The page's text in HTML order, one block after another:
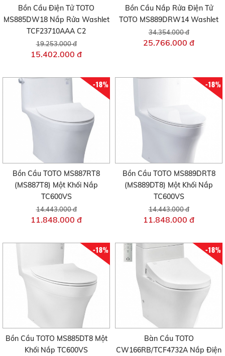
Bồn Cầu Điện Tử TOTO
MS885DW18 Nắp Rửa Washlet
TCF23710AAA C2
19.253.000 đ
15.402.000 đ
Bồn Cầu Nắp Rửa Điện Tử
TOTO MS889DRW14 Washlet
34.354.000 đ
25.766.000 đ
-18%
Bồn Cầu TOTO MS887RT8
(MS887T8) Một Khối Nắp
TC600VS
14.443.000 đ
11.848.000 đ
-18%
Bồn Cầu TOTO MS889DRT8
(MS889DT8) Một Khối Nắp
TC600VS
14.443.000 đ
11.848.000 đ
-18%
Bồn Cầu TOTO MS885DT8 Một
Khối Nắp TC600VS
-18%
Bàn Cầu TOTO
CW166RB/TCF4732A Nắp Điện